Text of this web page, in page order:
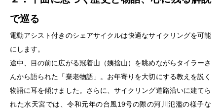
で巡る
電動アシスト付きのシェアサイクルは快適なサイクリングを可能
にします。
途中、目の前に広がる冠着山（姨捨山）を眺めながらタイラーさ
んから語られた「棄老物語」。お年寄りを大切にする教えを説く
物語に耳を傾けました。さらに、サイクリング道路沿いに建てら
れた水天宮では、令和元年の台風19号の際の河川氾濫の様子な